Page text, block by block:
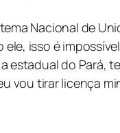
Nacional de
isso é
do Pará,
tirar licença